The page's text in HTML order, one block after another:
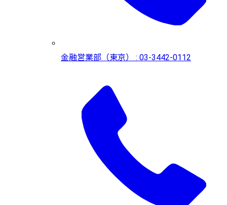
金融営業部（東京） : 03-3442-0112